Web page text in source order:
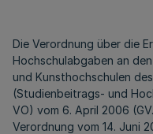
Die Verordnung über die
Hochschulabgaben an
und Kunsthochschulen
(Studienbeitrags- und
VO) vom 6. April 2006
Verordnung vom 14. Juni